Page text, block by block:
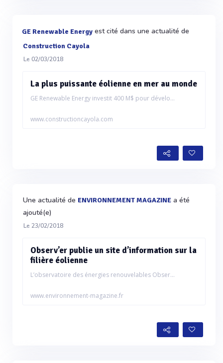
GE Renewable Energy est cité dans une actualité de
Construction Cayola
Le 02/03/2018
La plus puissante éolienne en mer au monde
GE Renewable Energy investit 400 M$ pour dévelo...
www.constructioncayola.com
Une actualité de ENVIRONNEMENT MAGAZINE a été
ajouté(e)
Le 23/02/2018
Observ’er publie un site d’information sur la
filière éolienne
L’observatoire des énergies renouvelables Obser...
www.environnement-magazine.fr